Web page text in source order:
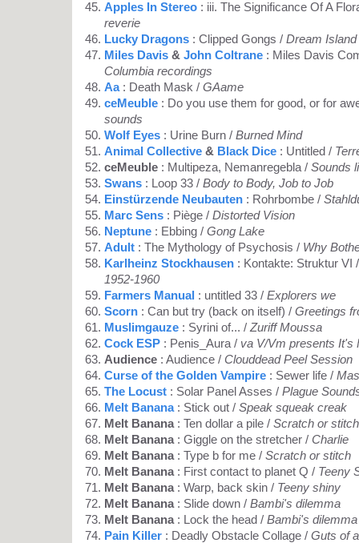
Apples In Stereo : iii. The Significance Of A
reverie
Lucky Dragons : Clipped Gongs / Dream
Miles Davis & John Coltrane : Miles Davis
Columbia recordings
Aa: Death Mask / GAame
ceMeuble : Do you use them for good, or for
sounds
Wolf Eyes : Urine Burn / Burned Mind
Animal Collective & Black Dice : Untitled /
ceMeuble : Multipeza, Nemanregebla / Sounds
Swans : Loop 33 / Body to Body, Job to Job
Einstürzende Neubauten : Rohrbombe /
Marc Sens : Piège / Distorted Vision
Neptune : Ebbing / Gong Lake
Adult : The Mythology of Psychosis / Why
Karlheinz Stockhausen : Kontakte: Struktur VI
1952-1960
Farmers Manual : untitled 33 / Explorers we
Scorn : Can but try (back on itself) / Greetings
Muslimgauze : Syrini of... / Zuriff Moussa
Cock ESP : Penis_Aura / va V/Vm presents It's
Audience : Audience / Clouddead Peel Session
Curse of the Golden Vampire : Sewer life /
The Locust : Solar Panel Asses / Plague
Melt Banana: Stick out / Speak squeak creak
Melt Banana: Ten dollar a pile / Scratch or stitch
Melt Banana: Giggle on the stretcher / Charlie
Melt Banana: Type b for me / Scratch or stitch
Melt Banana: First contact to planet Q / Teeny
Melt Banana: Warp, back skin / Teeny shiny
Melt Banana: Slide down / Bambi's dilemma
Melt Banana: Lock the head / Bambi's dilemma
Pain Killer : Deadly Obstacle Collage / Guts of